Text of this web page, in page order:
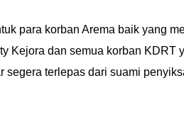
para korban Arema baik yang
Kejora dan semua korban
segera terlepas dari suami